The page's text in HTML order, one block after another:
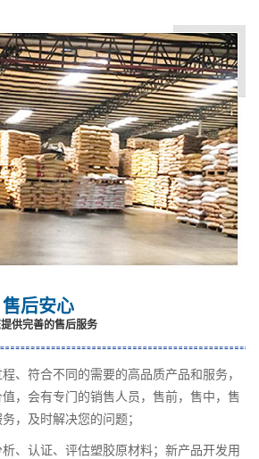
后安心
供完善的售后服务
、符合不同的需要的高品质产品和服务，
，会有专门的销售人员，售前，售中，售
，及时解决您的问题；
、认证、评估塑胶原材料；新产品开发用